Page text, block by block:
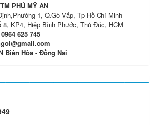
PHÚ MỸ AN
1, Q.Gò Vấp, Tp Hồ Chí Minh
8, KP4, Hiệp Bình Phước, Thủ Đức, HCM
625 745
Biên Hòa - Đồng Nai